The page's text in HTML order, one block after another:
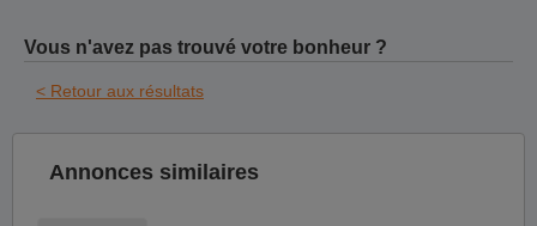
Vous n'avez pas trouvé votre bonheur ?
< Retour aux résultats
Annonces similaires